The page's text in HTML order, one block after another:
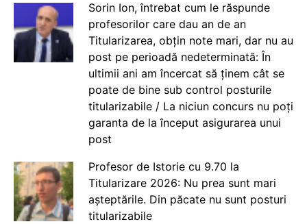
Sorin Ion, întrebat cum le răspunde
profesorilor care dau an de an
Titularizarea, obțin note mari, dar nu au
post pe perioadă nedeterminată: În
ultimii ani am încercat să ținem cât se
poate de bine sub control posturile
titularizabile / La niciun concurs nu poți
garanta de la început asigurarea unui
post
Profesor de Istorie cu 9.70 la
Titularizare 2026: Nu prea sunt mari
așteptările. Din păcate nu sunt posturi
titularizabile